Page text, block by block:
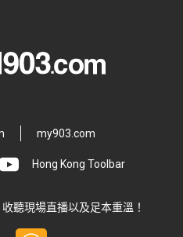
my903.com
Hong Kong Toolbar
聽現場直播以及足本重溫！